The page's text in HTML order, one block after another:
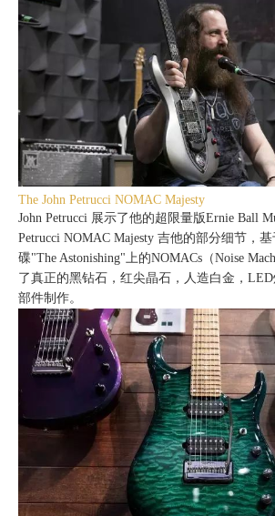
The John Petrucci NOMAC Majesty
John Petrucci 展示了他的超限量版Ernie Ball
Petrucci NOMAC Majesty 吉他的部分细节，基
碟"The Astonishing"上的NOMACs（Noise
了真正的黑钻石，红尖晶石，人造白金，
部件制作。